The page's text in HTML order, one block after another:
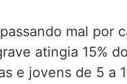
mal por
atingia 15%
e jovens de 5 a